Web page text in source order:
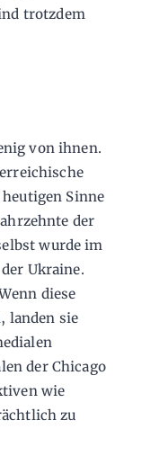
trotzdem
von ihnen.
Sinne
der
wurde im
Ukraine.
diese
landen sie
der Chicago
wie
zu